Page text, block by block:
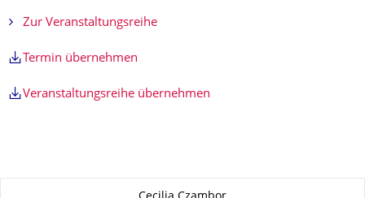
Zur Veranstaltungsreihe
Termin übernehmen
Veranstaltungsreihe übernehmen